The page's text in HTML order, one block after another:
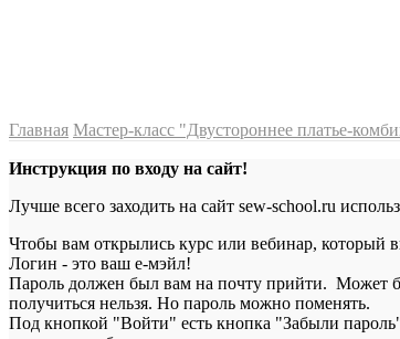
Главная Мастер-класс "Двустороннее платье-
Инструкция по входу на сайт!
Лучше всего заходить на сайт sew-school.ru
Чтобы вам открылись курс или вебинар, который
Логин - это ваш е-мэйл!
Пароль должен был вам на почту прийти. Может
получиться нельзя. Но пароль можно поменять.
Под кнопкой "Войти" есть кнопка "Забыли